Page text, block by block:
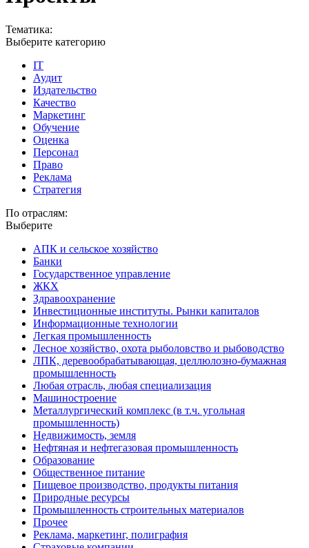
Тематика:
Выберите категорию
IT
Аудит
Издательство
Качество
Маркетинг
Обучение
Оценка
Персонал
Право
Реклама
Стратегия
По отраслям:
Выберите
АПК и сельское хозяйство
Банки
Государственное управление
ЖКХ
Здравоохранение
Инвестиционные институты. Рынки капиталов
Информационные технологии
Легкая промышленность
Лесное хозяйство, охота рыболовство и рыбоводство
ЛПК, деревообрабатывающая, целлюлозно-бумажная
промышленность
Любая отрасль, любая специализация
Машиностроение
Металлургический комплекс (в т.ч. угольная
промышленность)
Недвижимость, земля
Нефтяная и нефтегазовая промышленность
Образование
Общественное питание
Пищевое производство, продукты питания
Природные ресурсы
Промышленность строительных материалов
Прочее
Реклама, маркетинг, полиграфия